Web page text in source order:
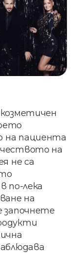
на пациента
на
не са
по-лека
на
започнете